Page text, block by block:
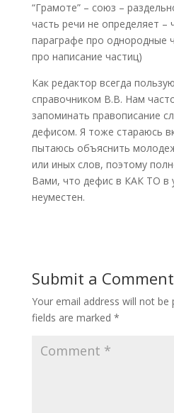
“Грамоте” – союз –
часть речи не определяет –
параграфе про однородные
про написание частиц)
Как редактор всегда
справочником В.В. Нам
запоминать правописание
дефисом. Я тоже стараюсь
пытаюсь объяснить
или иных слов, поэтому
Вами, что дефис в КАК ТО в
неуместен.
Submit a Comment
Your email address will not be
fields are marked *